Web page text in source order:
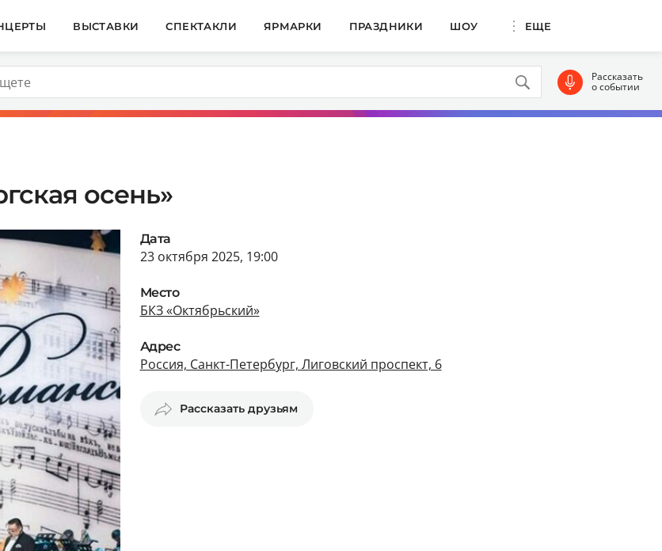
ВЫСТАВКИ СПЕКТАКЛИ ЯРМАРКИ ПРАЗДНИКИ ШОУ ЕЩЕ
Рассказать
о событии
осень»
Дата
23 октября 2025, 19:00
Место
БКЗ «Октябрьский»
Адрес
Россия, Санкт-Петербург, Лиговский проспект, 6
Рассказать друзьям